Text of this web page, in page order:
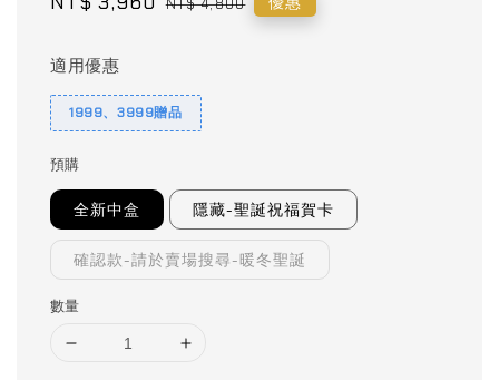
NT$ 4,800
適用優惠
1999、3999贈品
預購
全新中盒 隱藏-聖誕祝福賀卡
確認款-請於賣場搜尋-暖冬聖誕
數量